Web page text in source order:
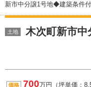
在
の
置：
新市中分譲1号地◆建築条件付
土地 木次町新市
価格 700万円（坪単価：